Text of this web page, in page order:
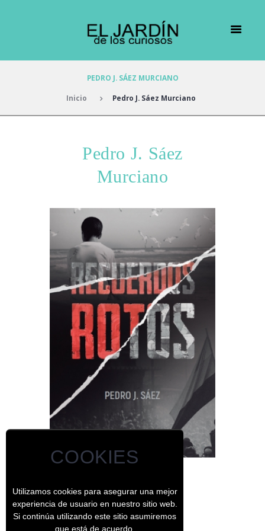
COOKIES
Utilizamos cookies para asegurar una mejor
experiencia de usuario en nuestro sitio web.
Si continúa utilizando este sitio asumiremos
que está de acuerdo.
PEDRO J. SÁEZ MURCIANO
Inicio Pedro J. Sáez Murciano
Pedro J. Sáez
Murciano